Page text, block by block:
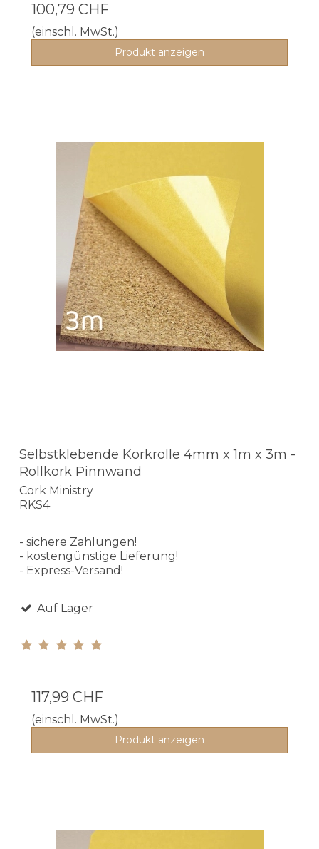
100,79 CHF
(einschl. MwSt.)
Produkt anzeigen
Selbstklebende Korkrolle 4mm x 1m x 3m -
Rollkork Pinnwand
Cork Ministry
RKS4
- sichere Zahlungen!
- kostengünstige Lieferung!
- Express-Versand!
Auf Lager
117,99 CHF
(einschl. MwSt.)
Produkt anzeigen